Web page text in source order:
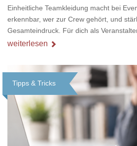
Einheitliche Teamkleidung macht bei
erkennbar, wer zur Crew gehört, und
Gesamteindruck. Für dich als
Nebenthema: Bei Textilien mit Stickerei
realistisch.g#
weiterlesen
Tipps & Tricks
Loading...